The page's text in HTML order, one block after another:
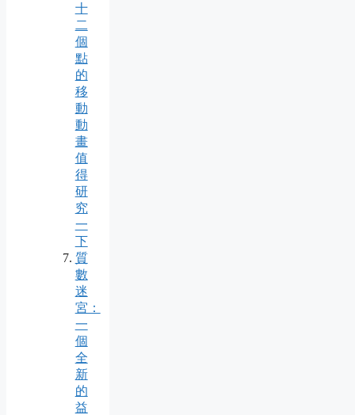
十
二
個
點
的
移
動
動
畫
值
得
研
究
一
下
質
數
迷
宮：
一
個
全
新
的
益